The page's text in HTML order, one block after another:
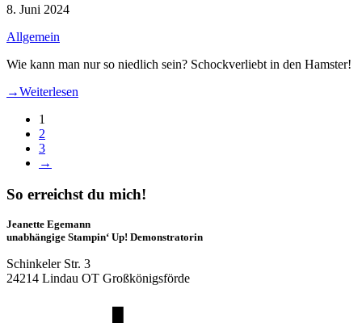
8. Juni 2024
Allgemein
Wie kann man nur so niedlich sein? Schockverliebt in den Hamster!
→Weiterlesen
1
2
3
→
So erreichst du mich!
Jeanette Egemann
unabhängige Stampin‘ Up! Demonstratorin
Schinkeler Str. 3
24214 Lindau OT Großkönigsförde